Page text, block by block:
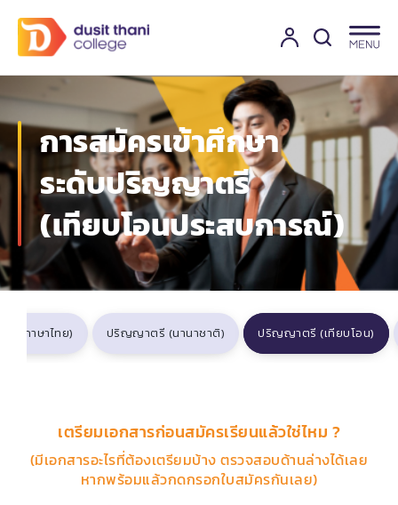
การสมัครเข้าศึกษา
ระดับปริญญาตรี
(เทียบโอนประสบการณ์)
(ภาษาไทย) ปริญญาตรี (นานาชาติ) ปริญญาตรี (เทียบโอน)
เตรียมเอกสารก่อนสมัครเรียนแล้วใช่ไหม ?
(มีเอกสารอะไรที่ต้องเตรียมบ้าง ตรวจสอบด้านล่างได้เลย
หากพร้อมแล้วกดกรอกใบสมัครกันเลย)